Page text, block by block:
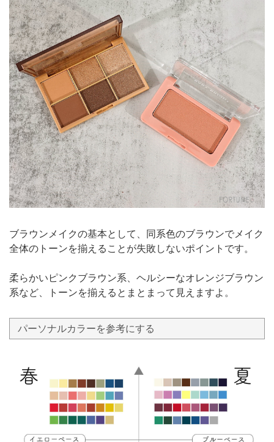
ブラウンメイクの基本として、同系色のブラウンでメイク
全体のトーンを揃えることが失敗しないポイントです。
柔らかいピンクブラウン系、ヘルシーなオレンジブラウン
系など、トーンを揃えるとまとまって見えますよ。
パーソナルカラーを参考にする